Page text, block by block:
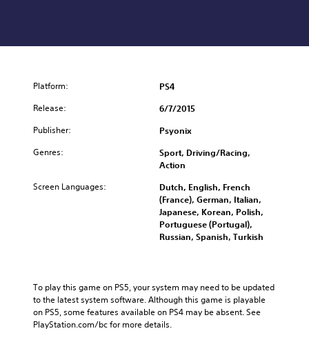
Platform: PS4
Release: 6/7/2015
Publisher: Psyonix
Genres:
Sport, Driving/Racing,
Action
Screen Languages:
Dutch, English, French
(France), German, Italian,
Japanese, Korean, Polish,
Portuguese (Portugal),
Russian, Spanish, Turkish
To play this game on PS5, your system may need to be updated
to the latest system software. Although this game is playable
on PS5, some features available on PS4 may be absent. See
PlayStation.com/bc for more details.